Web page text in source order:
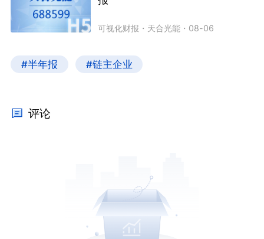
可视化财报 ・ 天合光能 ・ 08-06
#半年报 #链主企业
评论